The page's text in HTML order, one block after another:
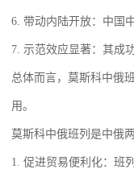
6. 带动内陆开放：中国
7. 示范效应显著：其成
总体而言，莫斯科中俄
用。
莫斯科中俄班列是中俄
1. 促进贸易便利化：班